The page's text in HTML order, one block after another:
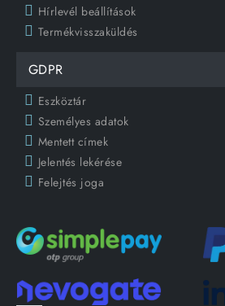
Hírlevél beállítások
Termékvisszaküldés
GDPR
Eszköztár
Személyes adatok
Mentett címek
Jelentés lekérése
Felejtés joga